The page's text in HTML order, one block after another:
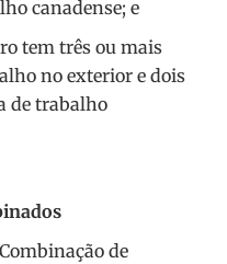
canadense; e
tem três ou mais
no exterior e dois
de trabalho
de